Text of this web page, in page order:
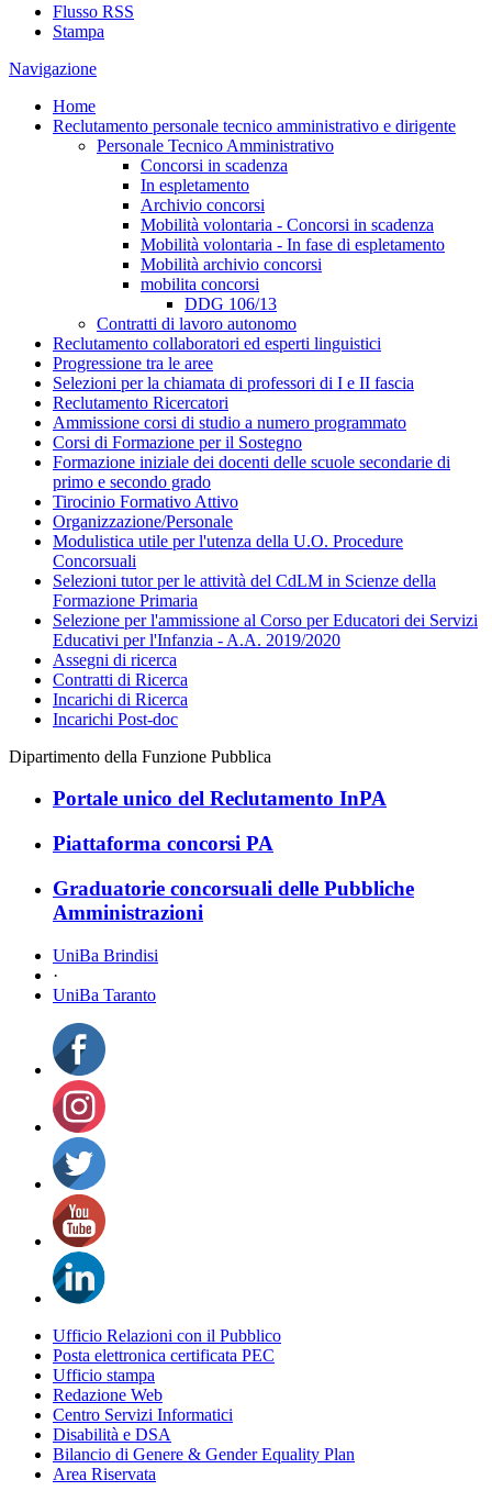
Flusso RSS
Stampa
Navigazione
Home
Reclutamento personale tecnico amministrativo e dirigente
Personale Tecnico Amministrativo
Concorsi in scadenza
In espletamento
Archivio concorsi
Mobilità volontaria - Concorsi in scadenza
Mobilità volontaria - In fase di espletamento
Mobilità archivio concorsi
mobilita concorsi
DDG 106/13
Contratti di lavoro autonomo
Reclutamento collaboratori ed esperti linguistici
Progressione tra le aree
Selezioni per la chiamata di professori di I e II fascia
Reclutamento Ricercatori
Ammissione corsi di studio a numero programmato
Corsi di Formazione per il Sostegno
Formazione iniziale dei docenti delle scuole secondarie di
primo e secondo grado
Tirocinio Formativo Attivo
Organizzazione/Personale
Modulistica utile per l'utenza della U.O. Procedure
Concorsuali
Selezioni tutor per le attività del CdLM in Scienze della
Formazione Primaria
Selezione per l'ammissione al Corso per Educatori dei Servizi
Educativi per l'Infanzia - A.A. 2019/2020
Assegni di ricerca
Contratti di Ricerca
Incarichi di Ricerca
Incarichi Post-doc
Dipartimento della Funzione Pubblica
Portale unico del Reclutamento InPA
Piattaforma concorsi PA
Graduatorie concorsuali delle Pubbliche
Amministrazioni
UniBa Brindisi
·
UniBa Taranto
Ufficio Relazioni con il Pubblico
Posta elettronica certificata PEC
Ufficio stampa
Redazione Web
Centro Servizi Informatici
Disabilità e DSA
Bilancio di Genere & Gender Equality Plan
Area Riservata